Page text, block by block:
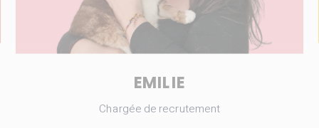
EMILIE
Chargée de recrutement